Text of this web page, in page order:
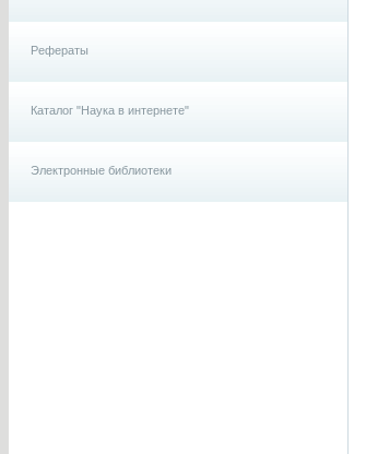
Рефераты
Каталог "Наука в интернете"
Электронные библиотеки